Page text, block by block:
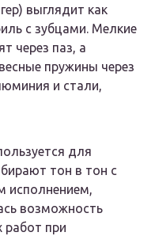
выглядит как
с зубцами. Мелкие
через паз, а
пружины через
и стали,
для
тон в тон с
исполнением,
возможность
работ при